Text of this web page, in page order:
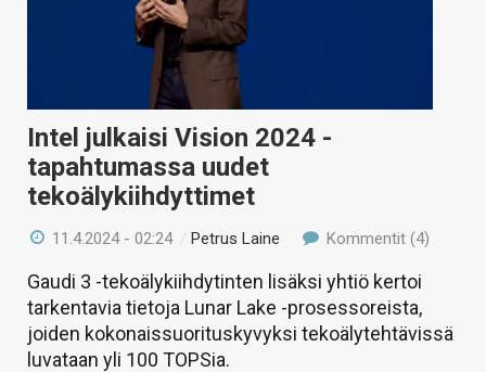
Intel julkaisi Vision 2024 -
tapahtumassa uudet
tekoälykiihdyttimet
11.4.2024 - 02:24 /Petrus Laine Kommentit (4)
Gaudi 3 -tekoälykiihdytinten lisäksi yhtiö kertoi
tarkentavia tietoja Lunar Lake -prosessoreista,
joiden kokonaissuorituskyvyksi tekoälytehtävissä
luvataan yli 100 TOPSia.